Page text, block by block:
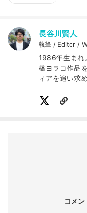
長谷川賢人
執筆 / Editor /
1986年生まれ
橋ヨヲコ作品
ィアを追い求
コメン